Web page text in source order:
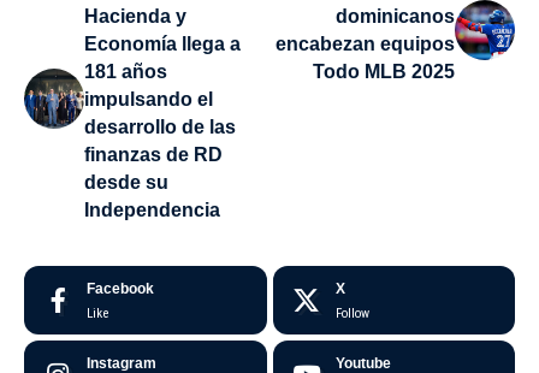
Hacienda y
Economía llega a
181 años
impulsando el
desarrollo de las
finanzas de RD
desde su
Independencia
dominicanos
encabezan equipos
Todo MLB 2025
Facebook
Like
X
Follow
Instagram Youtube